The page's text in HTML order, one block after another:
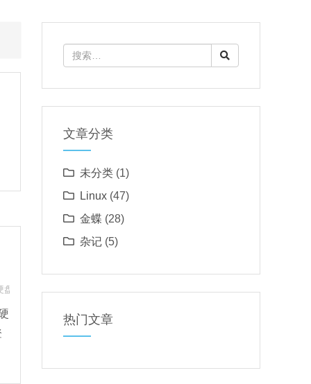
esxi 驱动器类型
文章分类
未分类(1)
Linux(47)
金蝶 (28)
杂记(5)
热门文章